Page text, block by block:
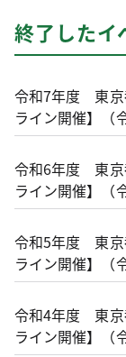
終了したイ
令和7年度 東京
ライン開催】（
令和6年度 東京
ライン開催】（
令和5年度 東京
ライン開催】（
令和4年度 東京
ライン開催】（